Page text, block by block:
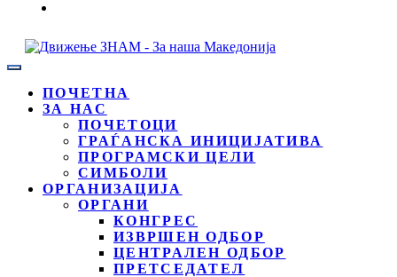
ПОЧЕТНА
ЗА НАС
ПОЧЕТОЦИ
ГРАЃАНСКА ИНИЦИЈАТИВА
ПРОГРАМСКИ ЦЕЛИ
СИМБОЛИ
ОРГАНИЗАЦИЈА
ОРГАНИ
КОНГРЕС
ИЗВРШЕН ОДБОР
ЦЕНТРАЛЕН ОДБОР
ПРЕТСЕДАТЕЛ